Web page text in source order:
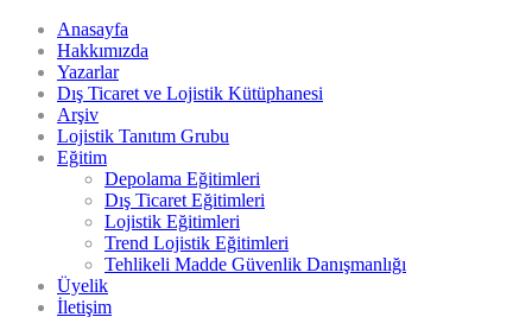
Anasayfa
Hakkımızda
Yazarlar
Dış Ticaret ve Lojistik Kütüphanesi
Arşiv
Lojistik Tanıtım Grubu
Eğitim
Depolama Eğitimleri
Dış Ticaret Eğitimleri
Lojistik Eğitimleri
Trend Lojistik Eğitimleri
Tehlikeli Madde Güvenlik Danışmanlığı
Üyelik
İletişim